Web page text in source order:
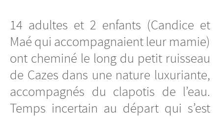
14 adultes et 2 enfants (Candice et
Maé qui accompagnaient leur mamie)
ont cheminé le long du petit ruisseau
de Cazes dans une nature luxuriante,
accompagnés du clapotis de l’eau.
Temps incertain au départ qui s’est